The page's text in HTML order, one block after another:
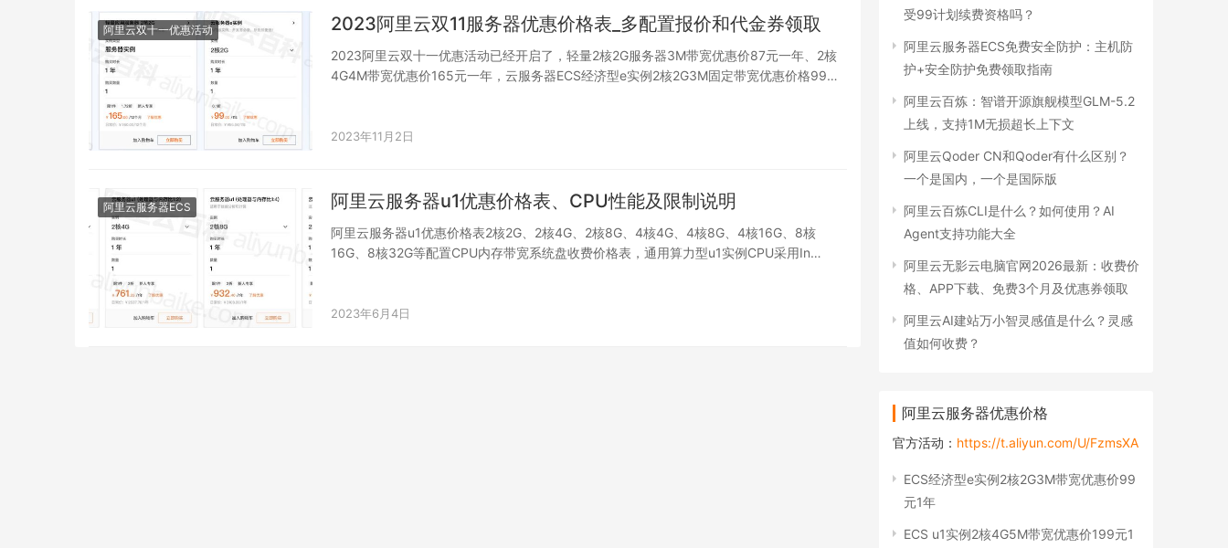
阿里云双十一优惠活动 2023阿里云双11服务器优惠价格表_多配置报价和代金券领取
2023阿里云双十一优惠活动已经开启了，轻量2核2G服务器3M带宽优惠价87元一年、2核
4G4M带宽优惠价165元一年，云服务器ECS经济型e实例2核2G3M固定带宽优惠价格99
2023年11月2日
阿里云服务器ECS 阿里云服务器u1优惠价格表、CPU性能及限制说明
阿里云服务器u1优惠价格表2核2G、2核4G、2核8G、4核4G、4核8G、4核16G、8核
16G、8核32G等配置CPU内存带宽系统盘收费价格表，通用算力型u1实例CPU采用In…
2023年6月4日
受99计划续费资格吗？
阿里云服务器ECS免费安全防护：主机防
护+安全防护免费领取指南
阿里云百炼：智谱开源旗舰模型GLM-5.2
上线，支持1M无损超长上下文
阿里云Qoder CN和Qoder有什么区别？
一个是国内，一个是国际版
阿里云百炼CLI是什么？如何使用？AI
Agent支持功能大全
阿里云无影云电脑官网2026最新：收费价
格、APP下载、免费3个月及优惠券领取
阿里云AI建站万小智灵感值是什么？灵感
值如何收费？
阿里云服务器优惠价格
官方活动： https://t.aliyun.com/U/FzmsXA
ECS经济型e实例2核2G3M带宽优惠价99
元1年
ECS u1实例2核4G5M带宽优惠价199元1